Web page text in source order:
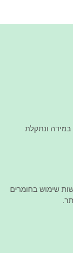
ונתקלת
שימוש בחומרים